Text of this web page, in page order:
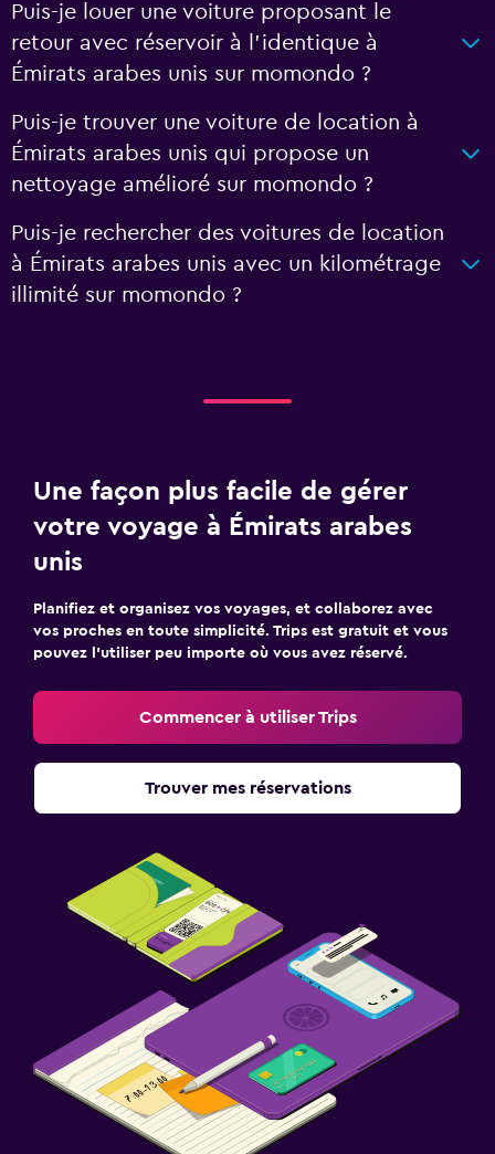
Puis-je louer une voiture proposant le
retour avec réservoir à l’identique à
Émirats arabes unis sur momondo ?
Puis-je trouver une voiture de location à
Émirats arabes unis qui propose un
nettoyage amélioré sur momondo ?
Puis-je rechercher des voitures de location
à Émirats arabes unis avec un kilométrage
illimité sur momondo ?
Une façon plus facile de gérer
votre voyage à Émirats arabes
unis
Planifiez et organisez vos voyages, et collaborez avec
vos proches en toute simplicité. Trips est gratuit et vous
pouvez l’utiliser peu importe où vous avez réservé.
Commencer à utiliser Trips
Trouver mes réservations